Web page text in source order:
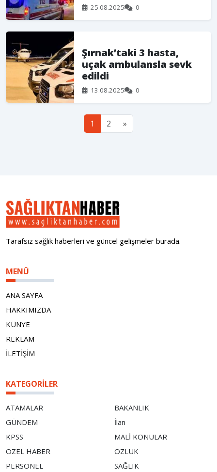
25.08.2025 0
Şırnak’taki 3 hasta,
uçak ambulansla sevk
edildi
13.08.2025 0
1 2 »
Tarafsız sağlık haberleri ve güncel gelişmeler burada.
MENÜ
ANA SAYFA
HAKKIMIZDA
KÜNYE
REKLAM
İLETİŞİM
KATEGORILER
ATAMALAR
BAKANLIK
GÜNDEM
İlan
KPSS
MALİ KONULAR
ÖZEL HABER
ÖZLÜK
PERSONEL
SAĞLIK